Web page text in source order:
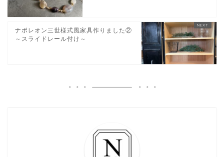
ナポレオン三世様式風家具作りました②
～スライドレール付け～